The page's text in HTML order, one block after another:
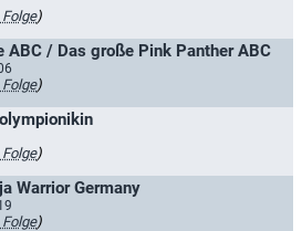
Folge)
ABC / Das große Pink Panther ABC
Folge)
Folge)
Warrior Germany
Folge)